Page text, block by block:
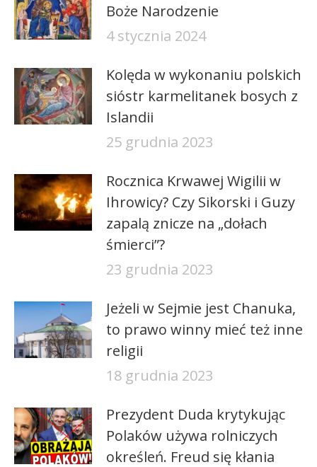
Boże Narodzenie
4 stycznia 2024
Kolęda w wykonaniu polskich
sióstr karmelitanek bosych z
Islandii
25 grudnia 2023
Rocznica Krwawej Wigilii w
Ihrowicy? Czy Sikorski i Guzy
zapalą znicze na „dołach
śmierci”?
23 grudnia 2023
Jeżeli w Sejmie jest Chanuka,
to prawo winny mieć też inne
religii
18 grudnia 2023
Prezydent Duda krytykując
Polaków używa rolniczych
określeń. Freud się kłania